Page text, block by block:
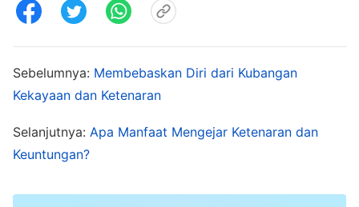
lebih banyak untuk membuka salon kecantikan
berbagai wilayah. Aku juga mengikuti beberapa
memenangkan beberapa medali emas. Setelah
bertahun-tahun bekerja keras, akhirnya aku
menjadi sangat dihormati di industri ini, dan aku
Sebelumnya: Membebaskan Diri dari Kubangan
Kekayaan dan Ketenaran
Selanjutnya: Apa Manfaat Mengejar Ketenaran dan
Keuntungan?